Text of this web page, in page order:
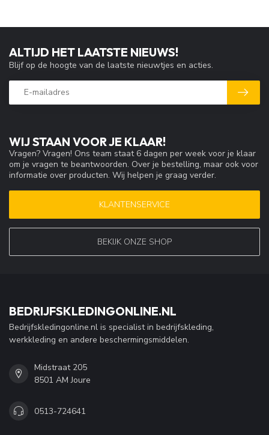
WIJ STAAN VOOR JE KLAAR!
Vragen? Vragen! Ons team staat 6 dagen per week voor je klaar
om je vragen te beantwoorden. Over je bestelling, maar ook voor
informatie over producten. Wij helpen je graag verder.
KLANTENSERVICE
BEKIJK ONZE SHOP
ALTIJD HET LAATSTE NIEUWS!
Blijf op de hoogte van de laatste nieuwtjes en acties.
BEDRIJFSKLEDINGONLINE.NL
Bedrijfskledingonline.nl is specialist in bedrijfskleding,
werkkleding en andere beschermingsmiddelen.
Midstraat 205
8501 AM Joure
0513-724641